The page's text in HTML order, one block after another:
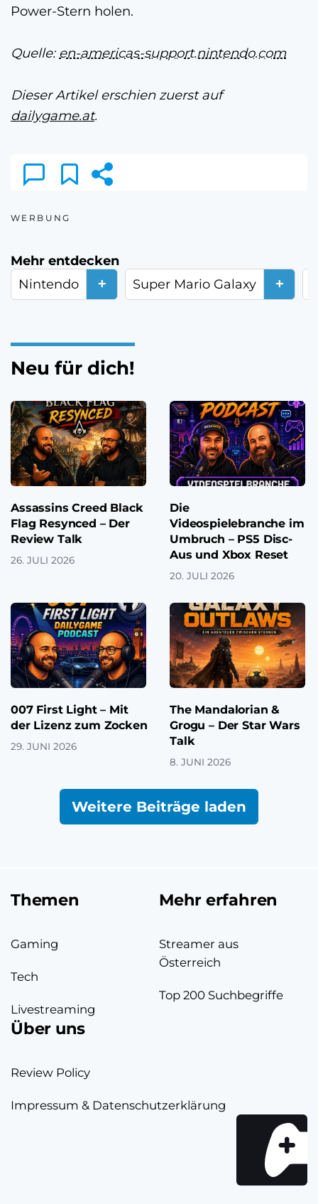
Power-Stern holen.
Quelle: en-americas-support.nintendo.com
Dieser Artikel erschien zuerst auf
dailygame.at.
WERBUNG
Mehr entdecken
Nintendo
+ Super Mario Galaxy +
Neu für dich!
Assassins Creed Black
Flag Resynced – Der
Review Talk
26. JULI 2026
Die
Videospielebranche im
Umbruch – PS5 Disc-
Aus und Xbox Reset
20. JULI 2026
007 First Light – Mit
der Lizenz zum Zocken
29. JUNI 2026
The Mandalorian &
Grogu – Der Star Wars
Talk
8. JUNI 2026
Weitere Beiträge laden
Themen
Gaming
Tech
Livestreaming
Mehr erfahren
Streamer aus
Österreich
Top 200 Suchbegriffe
Über uns
Review Policy
Impressum & Datenschutzerklärung